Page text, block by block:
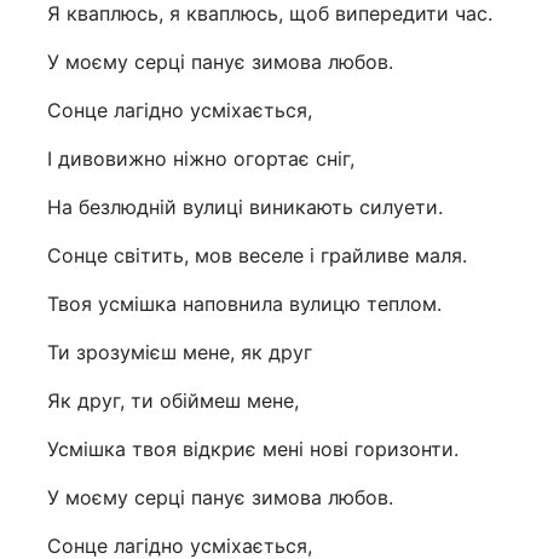
Я кваплюсь, я кваплюсь, щоб випередити час.
У моєму серці панує зимова любов.
Сонце лагідно усміхається,
І дивовижно ніжно огортає сніг,
На безлюдній вулиці виникають силуети.
Сонце світить, мов веселе і грайливе маля.
Твоя усмішка наповнила вулицю теплом.
Ти зрозумієш мене, як друг
Як друг, ти обіймеш мене,
Усмішка твоя відкриє мені нові горизонти.
У моєму серці панує зимова любов.
Сонце лагідно усміхається,